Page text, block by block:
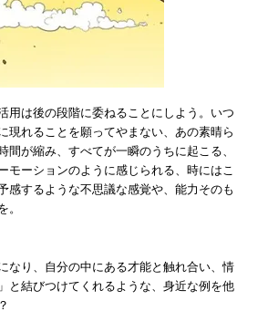
用は後の段階に委ねることにしよう。いつ
現れることを願ってやまない、あの素晴ら
が縮み、すべてが一瞬のうちに起こる、
モーションのように感じられる、時にはこ
感するような不思議な感覚や、能力そのも
なり、自分の中にある才能と触れ合い、情
と結びつけてくれるような、身近な例を他